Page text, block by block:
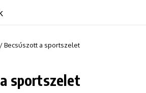
/Becsúszott a sportszelet
sportszelet